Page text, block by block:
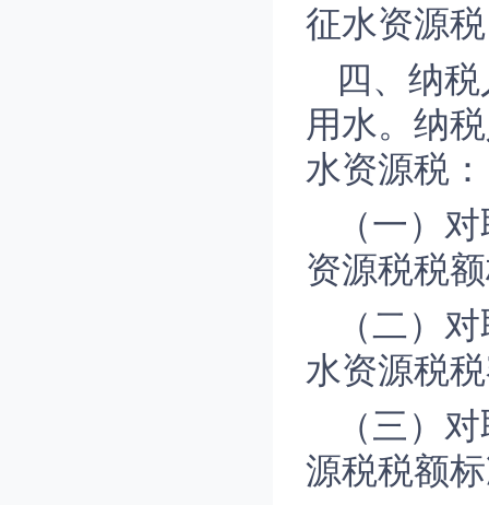
征水资源
四、纳
用水。纳
水资源税：
（一）
资源税税
（二）
水资源税
（三）
源税税额